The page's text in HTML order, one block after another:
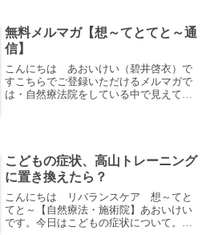
てよく言われまする（笑）が...
無料メルマガ【想～てとてと～通
信】
こんにちは あおいけい（碧井啓衣）で
すこちらでご登録いただけるメルマガで
は・自然療法院をしている中で見えてき
こどもの症状、高山トレーニング
に置き換えたら？
こんにちは リバランスケア 想～てと
てと～【自然療法・施術院】あおいけい
です。今日はこどもの症状について。ラ